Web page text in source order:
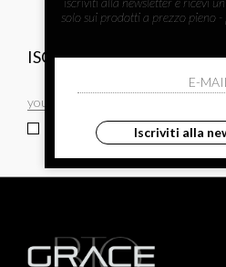
ISCRIVITI ALLA
ho letto ed accettato le condizioni sulla privacy.
solo sui prodotti a prezzo pieno
Iscriviti alla